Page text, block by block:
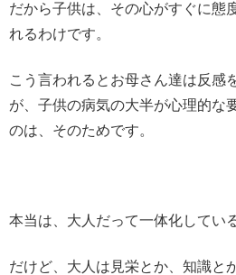
だから子供は、その心がすぐに態
れるわけです。
こう言われるとお母さん達は反感
が、子供の病気の大半が心理的な
のは、そのためです。
本当は、大人だって一体化してい
だけど、大人は見栄とか、知識と